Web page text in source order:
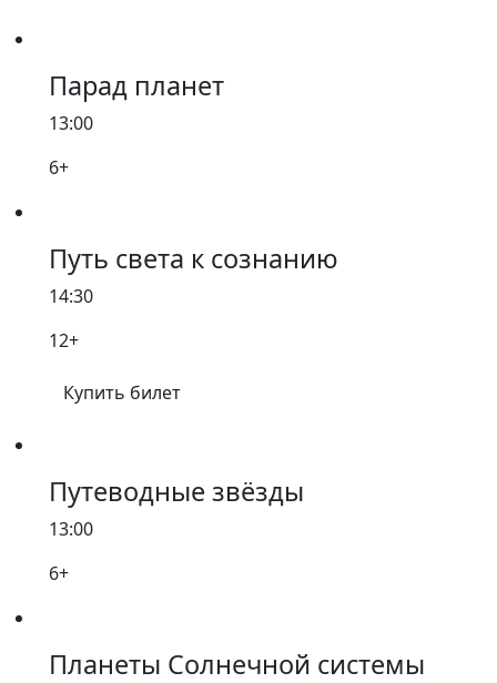
Парад планет
13:00
6+
Путь света к сознанию
14:30
12+
Купить билет
Путеводные звёзды
13:00
6+
Планеты Солнечной системы